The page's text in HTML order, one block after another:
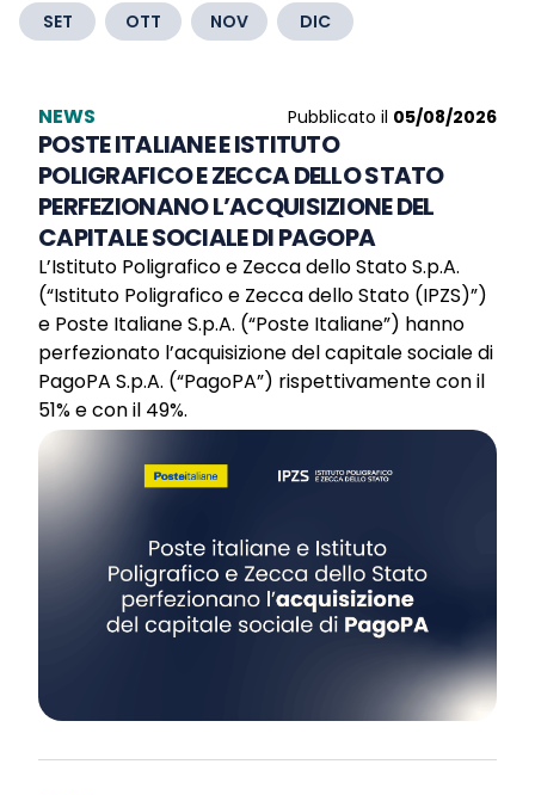
NEWS Pubblicato il 05/08/2026
POSTE ITALIANE E ISTITUTO
POLIGRAFICO E ZECCA DELLO STATO
PERFEZIONANO L’ACQUISIZIONE DEL
CAPITALE SOCIALE DI PAGOPA
L’Istituto Poligrafico e Zecca dello Stato S.p.A.
(“Istituto Poligrafico e Zecca dello Stato (IPZS)”)
e Poste Italiane S.p.A. (“Poste Italiane”) hanno
perfezionato l’acquisizione del capitale sociale di
PagoPA S.p.A. (“PagoPA”) rispettivamente con il
51% e con il 49%.
SET OTT NOV DIC